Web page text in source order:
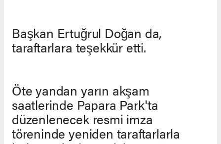
Başkan Ertuğrul Doğan da,
taraftarlara teşekkür etti.
Öte yandan yarın akşam
saatlerinde Papara Park'ta
düzenlenecek resmi imza
töreninde yeniden taraftarlarla